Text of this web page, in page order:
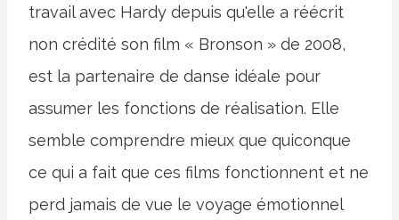
travail avec Hardy depuis qu'elle a réécrit
non crédité son film « Bronson » de 2008,
est la partenaire de danse idéale pour
assumer les fonctions de réalisation. Elle
semble comprendre mieux que quiconque
ce qui a fait que ces films fonctionnent et ne
perd jamais de vue le voyage émotionnel